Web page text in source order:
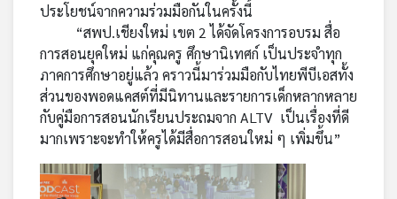
ประโยชน์จากความร่วมมือกันในครั้งนี้
“สพป.เชียงใหม่ เขต 2 ได้จัดโครงการอบรม สื่อ
การสอนยุคใหม่ แก่คุณครู ศึกษานิเทศก์ เป็นประจำทุก
ภาคการศึกษาอยู่แล้ว คราวนี้มาร่วมมือกับไทยพีบีเอสทั้ง
ส่วนของพอดแคสต์ที่มีนิทานและรายการเด็กหลากหลาย
กับคู่มือการสอนนักเรียนประถมจาก ALTV เป็นเรื่องที่ดี
มากเพราะจะทำให้ครูได้มีสื่อการสอนใหม่ ๆ เพิ่มขึ้น”